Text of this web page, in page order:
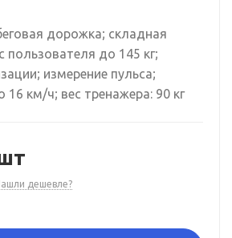
дорожка; складная
пользователя до 145 кг;
измерение пульса;
16 км/ч; вес тренажера: 90 кг
дешевле?